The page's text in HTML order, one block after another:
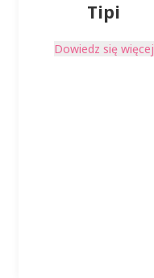
Tipi
Dowiedz się więcej